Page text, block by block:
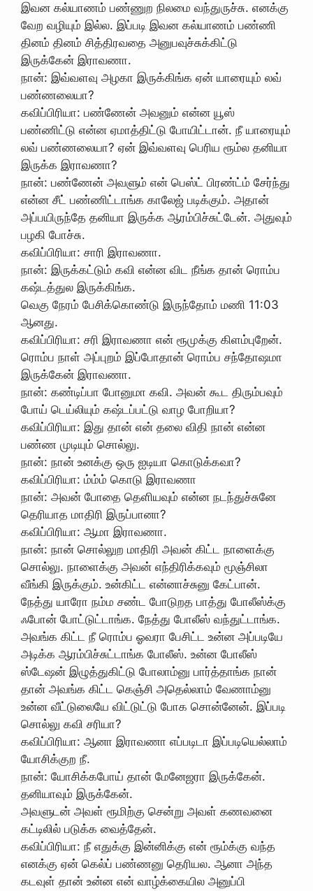
இவன கல்யாணம் பண்ணுற நிலமை வந்துருச்சு. எனக்கு
வேற வழியும் இல்ல. இப்படி இவன கல்யாணம் பண்ணி
தினம் தினம் சித்திரவதை அனுபவுச்சுக்கிட்டு
இருக்கேன் இராவணா.
நான்: இவ்வளவு அழகா இருக்கிங்க ஏன் யாரையும் லவ்
பண்ணலையா?
கவிப்பிரியா: பண்ணேன் அவனும் என்ன யூஸ்
பண்ணிட்டு என்ன ஏமாத்திட்டு போயிட்டான். நீ யாரையும்
லவ் பண்ணலையா? ஏன் இவ்வளவு பெரிய ரூம்ல தனியா
இருக்க இராவணா?
நான்: பண்ணேன் அவளும் என் பெஸ்ட் பிரண்ட்ம் சேர்ந்து
என்ன சீட் பண்ணிட்டாங்க காலேஜ் படிக்கும். அதான்
அப்பயிருந்தே தனியா இருக்க ஆரம்பிச்சுட்டேன். அதுவும்
பழகி போச்சு.
கவிப்பிரியா: சாரி இராவணா.
நான்: இருக்கட்டும் கவி என்ன விட நீங்க தான் ரொம்ப‌
கஷ்டத்துல இருக்கிங்க.
வெகு நேரம் பேசிக்கொண்டு இருந்தோம் மணி 11:03
ஆனது.
கவிப்பிரியா: சரி இராவணா என் ரூமுக்கு கிளம்புறேன்.
ரொம்ப நாள் அப்புறம் இப்போதான் ரொம்ப சந்தோஷமா
இருக்கேன் இராவணா.
நான்: கண்டிப்பா போனுமா கவி. அவன் கூட திரும்பவும்
போய் டெய்லியும் கஷ்டப்பட்டு வாழ போறியா?
கவிப்பிரியா: இது தான் என் தலை விதி நான் என்ன
பண்ண முடியும் சொல்லு.
நான்: நான் உனக்கு ஒரு ஐடியா கொடுக்கவா?
கவிப்பிரியா: ம்ம்ம் கொடு இராவணா
நான்: அவன் போதை தெளியவும் என்ன நடந்துச்சுனே
தெரியாத மாதிரி இருப்பானா?
கவிப்பிரியா: ஆமா இராவணா.
நான்: நான் சொல்லுற மாதிரி அவன் கிட்ட நாளைக்கு
சொல்லு. நாளைக்கு அவன் எந்திரிக்கவும் மூஞ்சிலா
வீங்கி இருக்கும். உன்கிட்ட என்னாச்சுனு கேட்பான்.
நேத்து யாரோ நம்ம சண்ட போடுறத பாத்து போலீஸ்க்கு
ஃபோன் போட்டுட்டாங்க. நேத்து போலீஸ் வந்துட்டாங்க.
அவங்க கிட்ட நீ ரொம்ப ஓவரா பேசிட்ட உன்ன அப்படியே
அடிக்க ஆரம்பிச்சுட்டாங்க போலீஸ். உன்ன போலீஸ்
ஸ்டேஷன் இழுத்துகிட்டு போலாம்னு பார்த்தாங்க நான்
தான் அவங்க கிட்ட கெஞ்சி அதெல்லாம் வேணாம்னு
உன்ன வீட்டுலையே விட்டுட்டு போக சொன்னேன். இப்படி
சொல்லு கவி சரியா?
கவிப்பிரியா: ஆனா இராவணா எப்படிடா இப்படியெல்லாம்
யோசிக்குற நீ.
நான்: யோசிக்கபோய் தான் மேனேஜரா இருக்கேன்.
தனியாவும் இருக்கேன்.
அவளுடன் அவள் ரூமிற்கு சென்று அவள் கணவனை
கட்டிலில் படுக்க வைத்தேன்.
கவிப்பிரியா: நீ எதுக்கு இன்னிக்கு என் ரூம்க்கு வந்த
எனக்கு ஏன் கெல்ப் பண்ணனு தெரியல. ஆனா அந்த
கடவுள் தான் உன்ன என் வாழ்க்கையில அனுப்பி